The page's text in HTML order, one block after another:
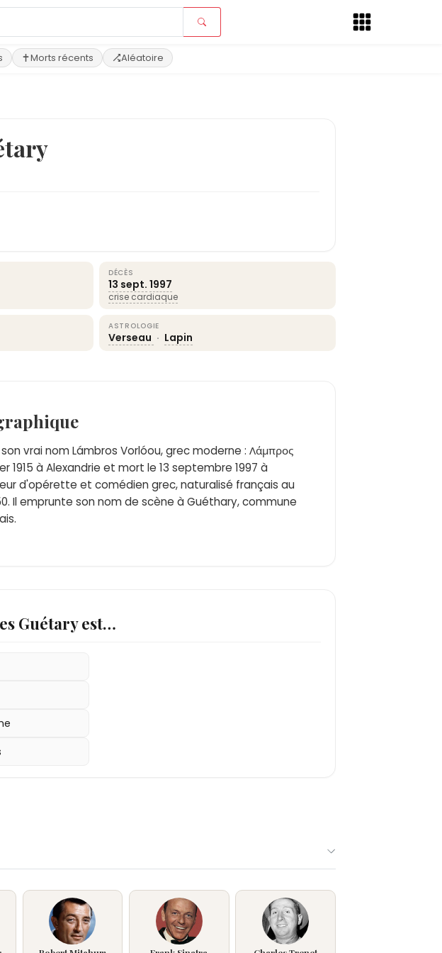
Morts récents Aléatoire
DÉCÈS
13 sept. 1997
crise cardiaque
ASTROLOGIE
Verseau · Lapin
vrai nom Lámbros Vorlóou, grec moderne : Λάμπρος
1915 à Alexandrie et mort le 13 septembre 1997 à
d'opérette et comédien grec, naturalisé français au
Il emprunte son nom de scène à Guéthary, commune
Guétary est…